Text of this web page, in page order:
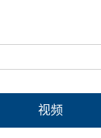
视频